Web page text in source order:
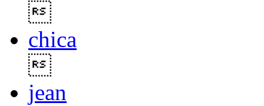
chica
jean